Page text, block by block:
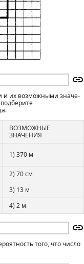
и их возможными значе­
ВОЗМОЖНЫЕ
ЗНАЧЕНИЯ
1) 370 м
2) 70 см
3) 13 м
4) 2 м
того, что число